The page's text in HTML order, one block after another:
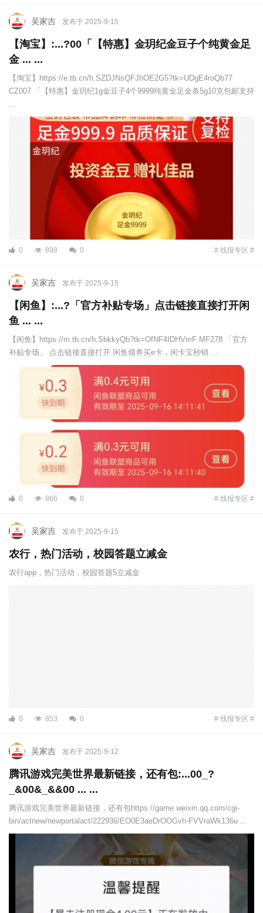
吴家吉 发布于 2025-9-15
【淘宝】:...?00「【特惠】金玥纪金豆子个纯黄金足
金 ... ...
【淘宝】https://e.tb.cn/h.SZDJNsQFJhOE2G5?tk=UDgE4roQb77
CZ007 「【特惠】金玥纪1g金豆子4个9999纯黄金足金条5g10克包邮支持
...
0 898 0 # 线报专区 #
吴家吉 发布于 2025-9-15
【闲鱼】:...?「官方补贴专场」点击链接直接打开闲
鱼 ... ...
【闲鱼】https://m.tb.cn/h.SbkkyQb?tk=OfNF4IDHVmF MF278 「官方
补贴专场」 点击链接直接打开 闲鱼领券买e卡，闲卡宝秒销 ...
0 866 0 # 线报专区 #
吴家吉 发布于 2025-9-15
农行，热门活动，校园答题立减金
农行app，热门活动，校园答题5立减金
0 853 0 # 线报专区 #
吴家吉 发布于 2025-9-12
腾讯游戏完美世界最新链接，还有包:...00_?
_&00&_&&00 ... ...
腾讯游戏完美世界最新链接，还有包https://game.weixin.qq.com/cgi-
bin/actnew/newportalact/222936/EO0E3aeDrOOGvh-FVVraWk136u ...